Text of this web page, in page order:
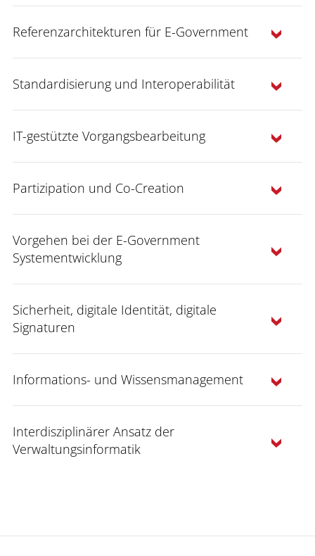
Referenzarchitekturen für E-Government
Standardisierung und Interoperabilität
IT-gestützte Vorgangsbearbeitung
Partizipation und Co-Creation
Vorgehen bei der E-Government
Systementwicklung
Sicherheit, digitale Identität, digitale
Signaturen
Informations- und Wissensmanagement
Interdisziplinärer Ansatz der
Verwaltungsinformatik